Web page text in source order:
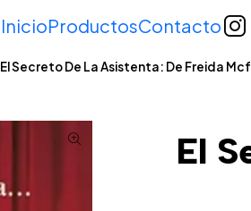
InicioProductosContacto
El Secreto De La Asistenta: De Freida
El